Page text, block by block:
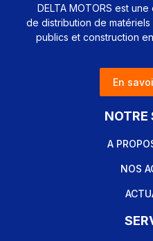
DELTA MOTORS est
de distribution de
publics et construction
En
NOTRE
A
NOS